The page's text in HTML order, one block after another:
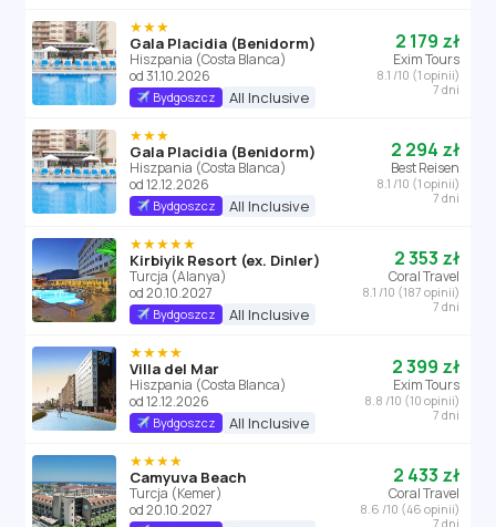
★★★
Gala Placidia (Benidorm)
Hiszpania (Costa Blanca)
od 31.10.2026
Bydgoszcz All Inclusive
2 179 zł
Exim Tours
8.1 /10 (1 opinii)
7 dni
★★★
Gala Placidia (Benidorm)
Hiszpania (Costa Blanca)
od 12.12.2026
Bydgoszcz All Inclusive
2 294 zł
Best Reisen
8.1 /10 (1 opinii)
7 dni
★★★★★
Kirbiyik Resort (ex. Dinler)
Turcja (Alanya)
od 20.10.2027
Bydgoszcz All Inclusive
2 353 zł
Coral Travel
8.1 /10 (187 opinii)
7 dni
★★★★
Villa del Mar
Hiszpania (Costa Blanca)
od 12.12.2026
Bydgoszcz All Inclusive
2 399 zł
Exim Tours
8.8 /10 (10 opinii)
7 dni
★★★★
Camyuva Beach
Turcja (Kemer)
od 20.10.2027
2 433 zł
Coral Travel
8.6 /10 (46 opinii)
7 dni